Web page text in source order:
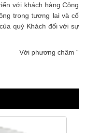
với khách hàng.Công
trong tương lai và cố
quý Khách đối với sự
châm “